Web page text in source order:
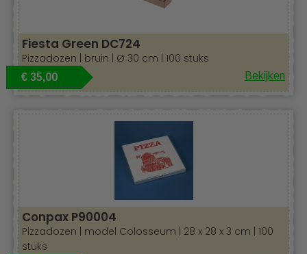
Fiesta Green DC724
Pizzadozen | bruin | Ø 30 cm | 100 stuks
€ 35,00 Bekijken
Conpax P90004
Pizzadozen | model Colosseum | 28 x 28 x 3 cm | 100
stuks